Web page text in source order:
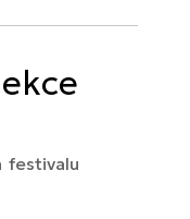
festivalu